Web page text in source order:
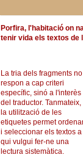
Porfira, l'habitació on
tenir vida els textos de
La tria dels fragments no
respon a cap criteri
específic, sinó a l'interès
del traductor. Tanmateix,
la utilització de les
etiquetes permet
i seleccionar els textos a
qui vulgui fer-ne una
lectura sistemàtica.